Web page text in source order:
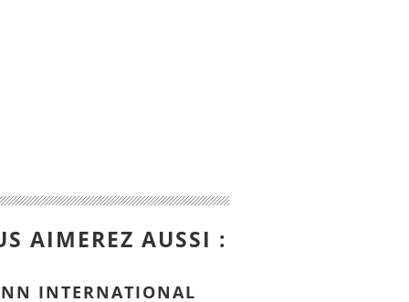
AIMEREZ AUSSI :
INTERNATIONAL